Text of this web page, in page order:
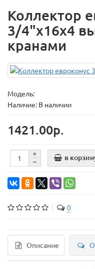
Коллектор
3/4"х16х4
кранами
Модель:
Наличие: В наличии
1421.00р.
в
0
Описание